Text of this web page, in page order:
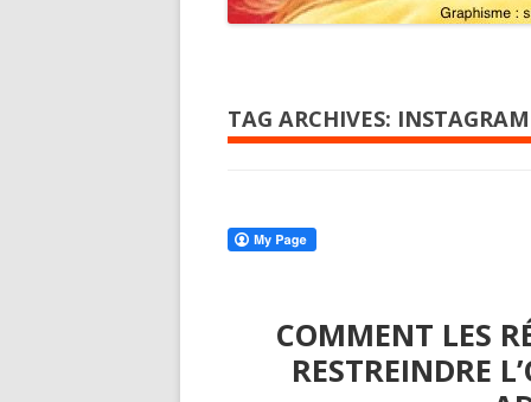
TAG ARCHIVES: INSTAGRAM
COMMENT LES
RESTREINDRE